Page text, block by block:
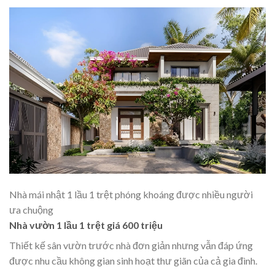
Nhà mái nhật 1 lầu 1 trệt phóng khoáng được nhiều người
ưa chuộng
Nhà vườn 1 lầu 1 trệt giá 600 triệu
Thiết kế sân vườn trước nhà đơn giản nhưng vẫn đáp ứng
được nhu cầu không gian sinh hoạt thư giãn của cả gia đình.